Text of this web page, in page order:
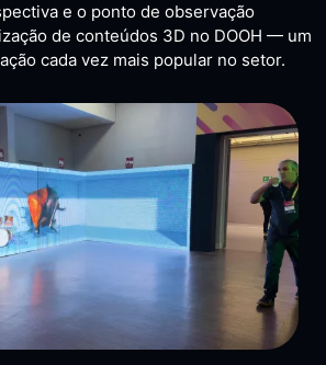
e o ponto de observação
de conteúdos 3D no DOOH — um
cada vez mais popular no setor.